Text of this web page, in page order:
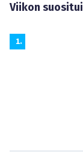
Viikon
1.